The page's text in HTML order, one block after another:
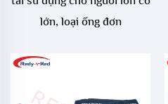
lớn, loại ống đơn